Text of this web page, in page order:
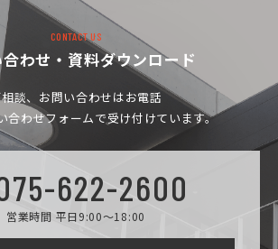
CONTACT US
わせ・資料ダウンロード
相談、お問い合わせはお電話
合わせフォームで受け付けています。
622-2600
営業時間 平日9:00～18:00